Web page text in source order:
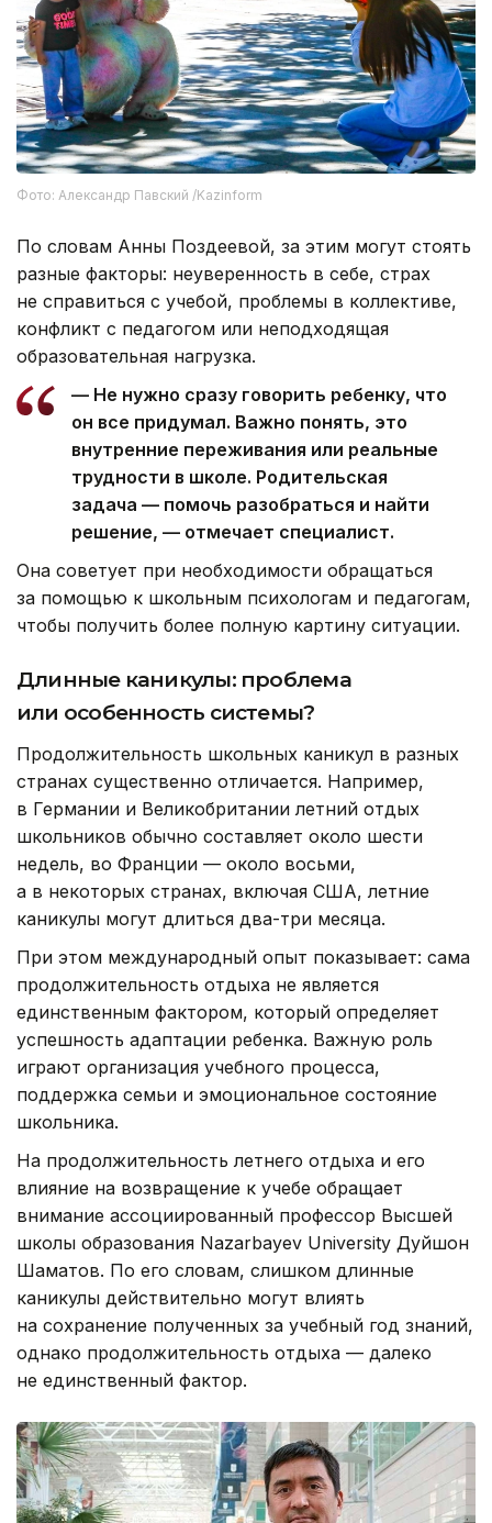
Фото: Александр Павский /Kazinform
По словам Анны Поздеевой, за этим могут стоять
разные факторы: неуверенность в себе, страх
не справиться с учебой, проблемы в коллективе,
конфликт с педагогом или неподходящая
образовательная нагрузка.
— Не нужно сразу говорить ребенку, что
он все придумал. Важно понять, это
внутренние переживания или реальные
трудности в школе. Родительская
задача — помочь разобраться и найти
решение, — отмечает специалист.
Она советует при необходимости обращаться
за помощью к школьным психологам и педагогам,
чтобы получить более полную картину ситуации.
Длинные каникулы: проблема
или особенность системы?
Продолжительность школьных каникул в разных
странах существенно отличается. Например,
в Германии и Великобритании летний отдых
школьников обычно составляет около шести
недель, во Франции — около восьми,
а в некоторых странах, включая США, летние
каникулы могут длиться два-три месяца.
При этом международный опыт показывает: сама
продолжительность отдыха не является
единственным фактором, который определяет
успешность адаптации ребенка. Важную роль
играют организация учебного процесса,
поддержка семьи и эмоциональное состояние
школьника.
На продолжительность летнего отдыха и его
влияние на возвращение к учебе обращает
внимание ассоциированный профессор Высшей
школы образования Nazarbayev University Дуйшон
Шаматов. По его словам, слишком длинные
каникулы действительно могут влиять
на сохранение полученных за учебный год знаний,
однако продолжительность отдыха — далеко
не единственный фактор.